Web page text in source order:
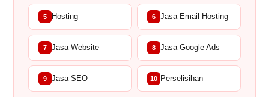
5 Hosting 6 Jasa Email Hosting
7 Jasa Website 8 Jasa Google Ads
9 Jasa SEO 10 Perselisihan